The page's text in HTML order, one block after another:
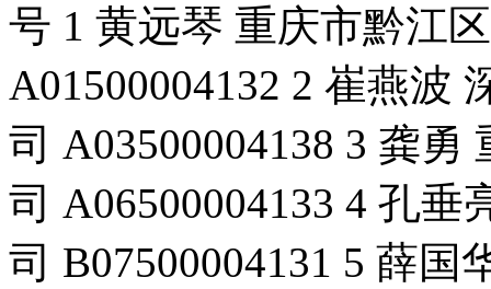
号 1 黄远琴 重庆市黔江
A01500004132 2 崔燕波
司 A03500004138 3 龚
司 A06500004133 4 孔
司 B07500004131 5 薛